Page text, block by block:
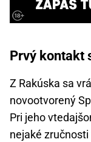
Prvý kontakt
Z Rakúska sa
novootvorený
Pri jeho
nejaké